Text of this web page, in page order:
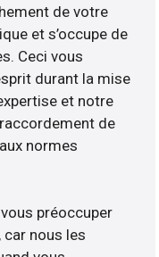
de votre
et s’occupe de
Ceci vous
durant la mise
et notre
de
normes
préoccuper
nous les